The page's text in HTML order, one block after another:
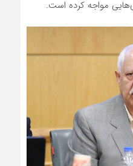
مواجه کرده است.